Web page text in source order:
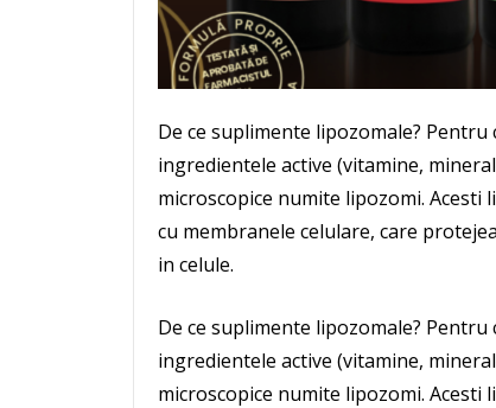
De ce suplimente lipozomale?
ingredientele active (vitamine,
microscopice numite lipozomi.
cu membranele celulare, care
in celule.
De ce suplimente lipozomale?
ingredientele active (vitamine,
microscopice numite lipozomi.